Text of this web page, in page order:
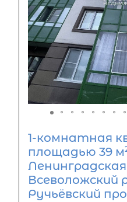
1-комнатная
площадью 39 м
Всеволожский
Ручьёвский